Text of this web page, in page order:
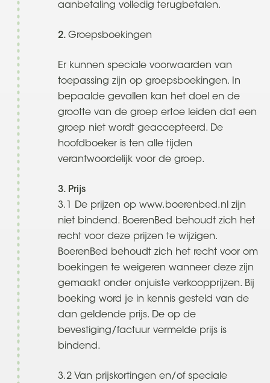
aanbetaling volledig terugbetalen.
2. Groepsboekingen
Er kunnen speciale voorwaarden van
toepassing zijn op groepsboekingen. In
bepaalde gevallen kan het doel en de
grootte van de groep ertoe leiden dat een
groep niet wordt geaccepteerd. De
hoofdboeker is ten alle tijden
verantwoordelijk voor de groep.
3. Prijs
3.1 De prijzen op www.boerenbed.nl zijn
niet bindend. BoerenBed behoudt zich het
recht voor deze prijzen te wijzigen.
BoerenBed behoudt zich het recht voor om
boekingen te weigeren wanneer deze zijn
gemaakt onder onjuiste verkoopprijzen. Bij
boeking word je in kennis gesteld van de
dan geldende prijs. De op de
bevestiging/factuur vermelde prijs is
bindend.
3.2 Van prijskortingen en/of speciale